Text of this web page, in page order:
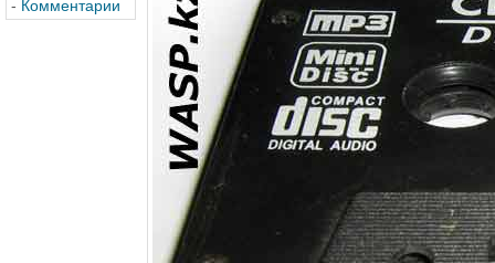
- Комментарии